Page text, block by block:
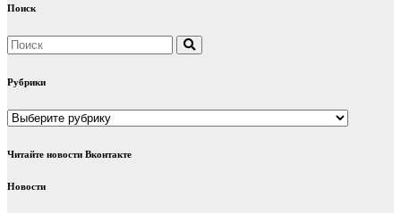
Поиск
Рубрики
Рубрики
Читайте новости Вконтакте
Новости